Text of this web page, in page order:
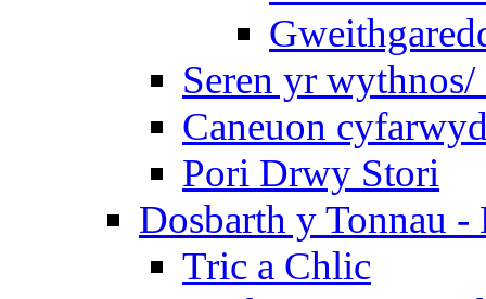
Seren yr
Caneuon
Pori Drwy Stori
Dosbarth y Tonnau -
Tric a Chlic